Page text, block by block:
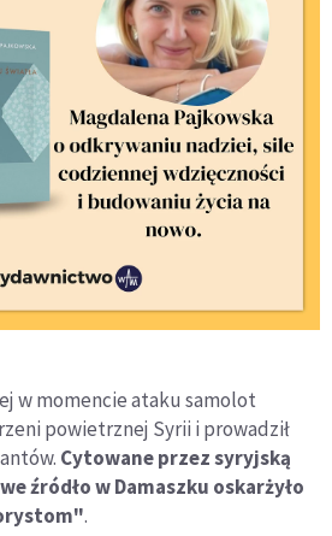
w momencie ataku samolot
powietrznej Syrii i prowadził
Cytowane przez syryjską
źródło w Damaszku oskarżyło
.